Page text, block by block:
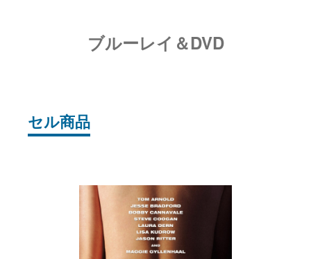
ブルーレイ＆DVD
セル商品